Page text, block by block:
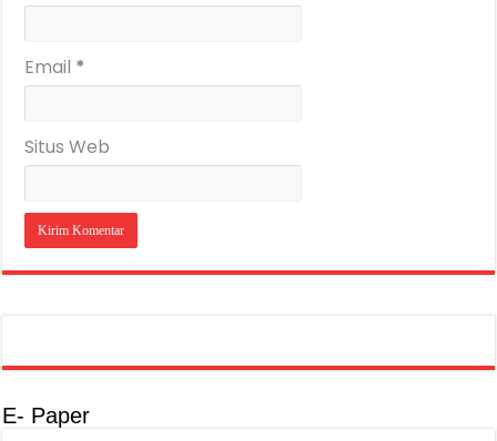
Email *
Situs Web
E- Paper